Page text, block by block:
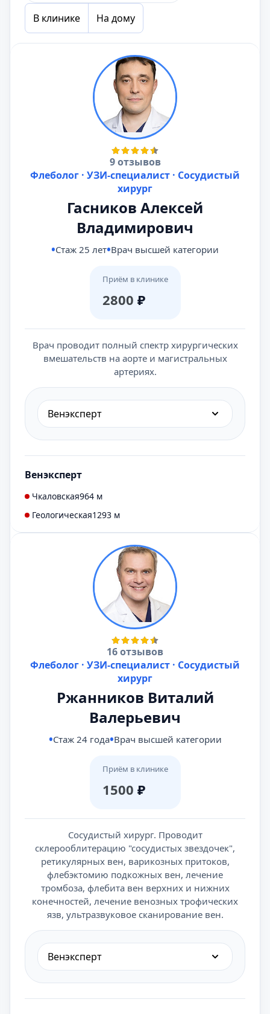
В клинике На дому
9 отзывов
Флеболог · УЗИ-специалист · Сосудистый
хирург
Гасников Алексей
Владимирович
Стаж 25 лет Врач высшей категории
Приём в клинике
2800 ₽
Врач проводит полный спектр хирургических
вмешательств на аорте и магистральных
артериях.
Венэксперт
Венэксперт
Чкаловская964 м
Геологическая1293 м
16 отзывов
Флеболог · УЗИ-специалист · Сосудистый
хирург
Ржанников Виталий
Валерьевич
Стаж 24 года Врач высшей категории
Приём в клинике
1500 ₽
Сосудистый хирург. Проводит
склерооблитерацию "сосудистых звездочек",
ретикулярных вен, варикозных притоков,
флебэктомию подкожных вен, лечение
тромбоза, флебита вен верхних и нижних
конечностей, лечение венозных трофических
язв, ультразвуковое сканирование вен.
Венэксперт